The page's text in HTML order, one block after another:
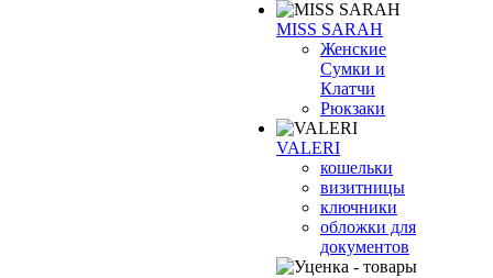
MISS SARAH
Женские
Сумки и
Клатчи
Рюкзаки
VALERI
кошельки
визитницы
ключники
обложки для
документов